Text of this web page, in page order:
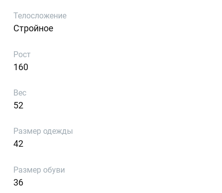
Телосложение
Стройное
Рост
160
Вес
52
Размер одежды
42
Размер обуви
36